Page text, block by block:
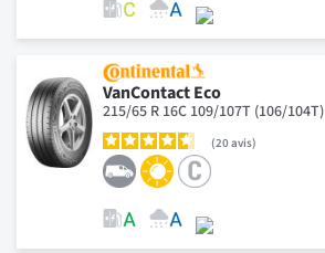
VanContact Eco
215/65 R 16C 109/107T (106/104T)
20avis